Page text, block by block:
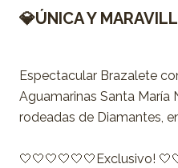
💎ÚNICA Y
Espectacular Brazalete
Aguamarinas Santa María
rodeadas de Diamantes,
🤍🤍🤍🤍🤍🤍Exclusivo!